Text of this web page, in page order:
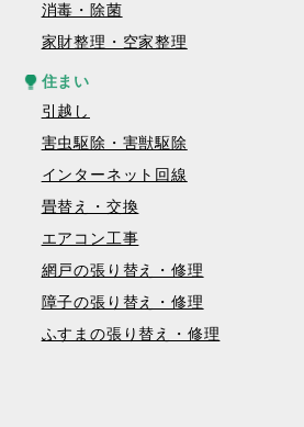
消毒・除菌
家財整理・空家整理
住まい
引越し
害虫駆除・害獣駆除
インターネット回線
畳替え・交換
エアコン工事
網戸の張り替え・修理
障子の張り替え・修理
ふすまの張り替え・修理